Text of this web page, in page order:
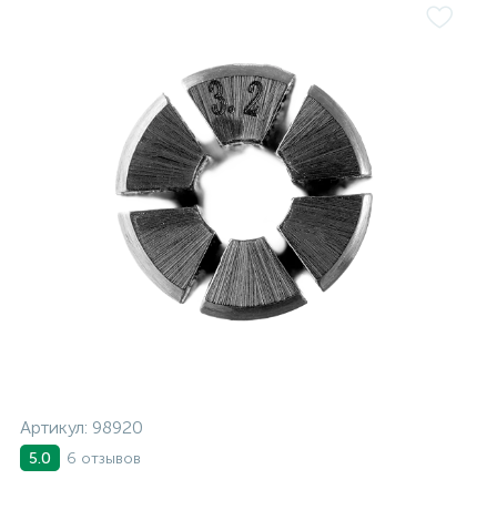
Артикул: 98920
5.0 6 отзывов